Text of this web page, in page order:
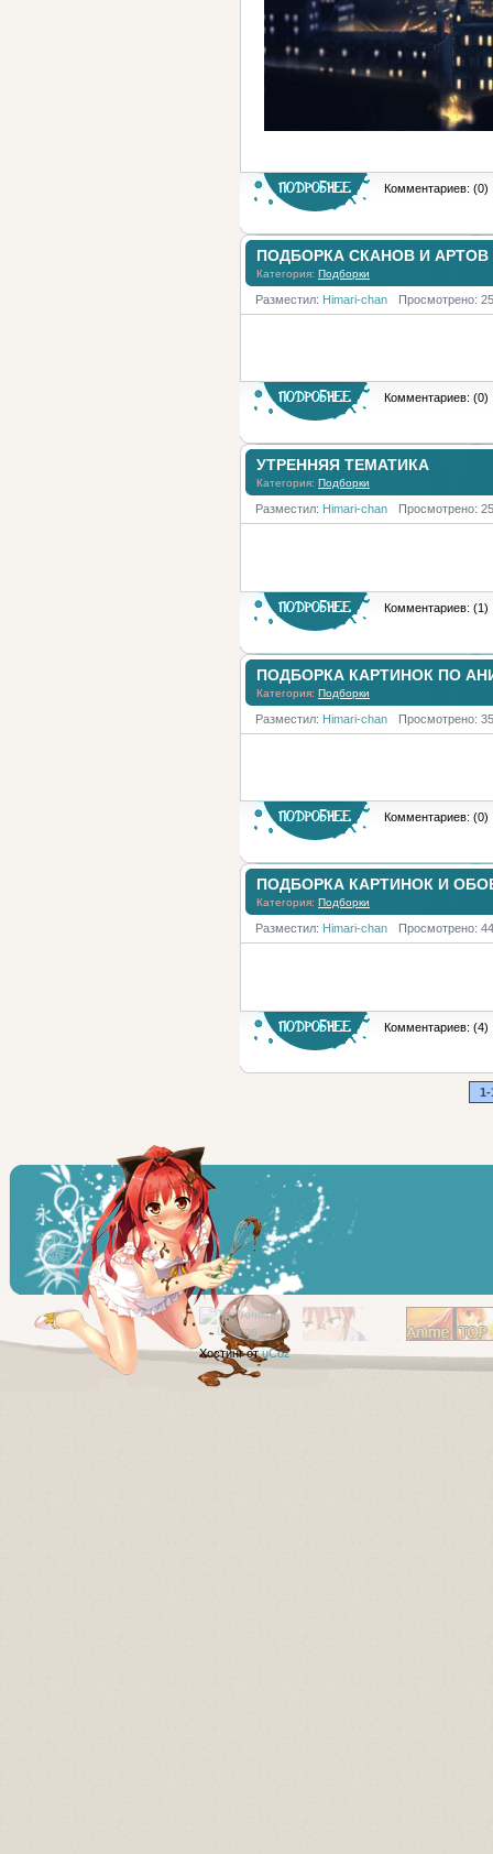
Комментариев: (0)
ПОДБОРКА СКАНОВ И АРТОВ
Категория: Подборки
Разместил: Himari-chan Просмотрено:
Комментариев: (0)
УТРЕННЯЯ ТЕМАТИКА
Категория: Подборки
Разместил: Himari-chan Просмотрено:
Комментариев: (1)
ПОДБОРКА КАРТИНОК ПО
Категория: Подборки
Разместил: Himari-chan Просмотрено:
Комментариев: (0)
ПОДБОРКА КАРТИНОК И
Категория: Подборки
Разместил: Himari-chan Просмотрено:
Комментариев: (4)
1-
Хостинг отuCoz